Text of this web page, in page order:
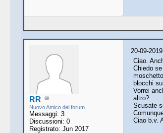
RR
Nuovo Amico del forum
Messaggi: 3
Discussioni: 0
Registrato: Jun 2017
20-09-
Ciao.
Chiedo
blocchi
Vorrei
altro?
Scusate
Ciao b.v.